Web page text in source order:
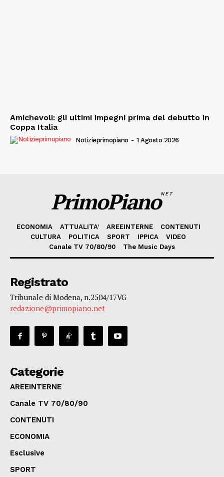
Amichevoli: gli ultimi impegni prima del debutto in
Coppa Italia
Notizieprimopiano - 1 Agosto 2026
PrimoPianoNET
ECONOMIA ATTUALITA’ AREEINTERNE
CONTENUTI
CULTURA
POLITICA SPORT IPPICA
VIDEO
Canale TV 70/80/90
The Music Days
Registrato
Tribunale di Modena, n.2504/17VG
redazione@primopiano.net
Categorie
AREEINTERNE
Canale TV 70/80/90
CONTENUTI
ECONOMIA
Esclusive
SPORT